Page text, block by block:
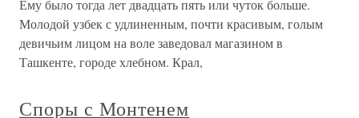
Ему было тогда лет двадцать пять или чуток больше.
Молодой узбек с удлиненным, почти красивым, голым
девичьим лицом на воле заведовал магазином в
Ташкенте, городе хлебном. Крал,
Споры с Монтенем